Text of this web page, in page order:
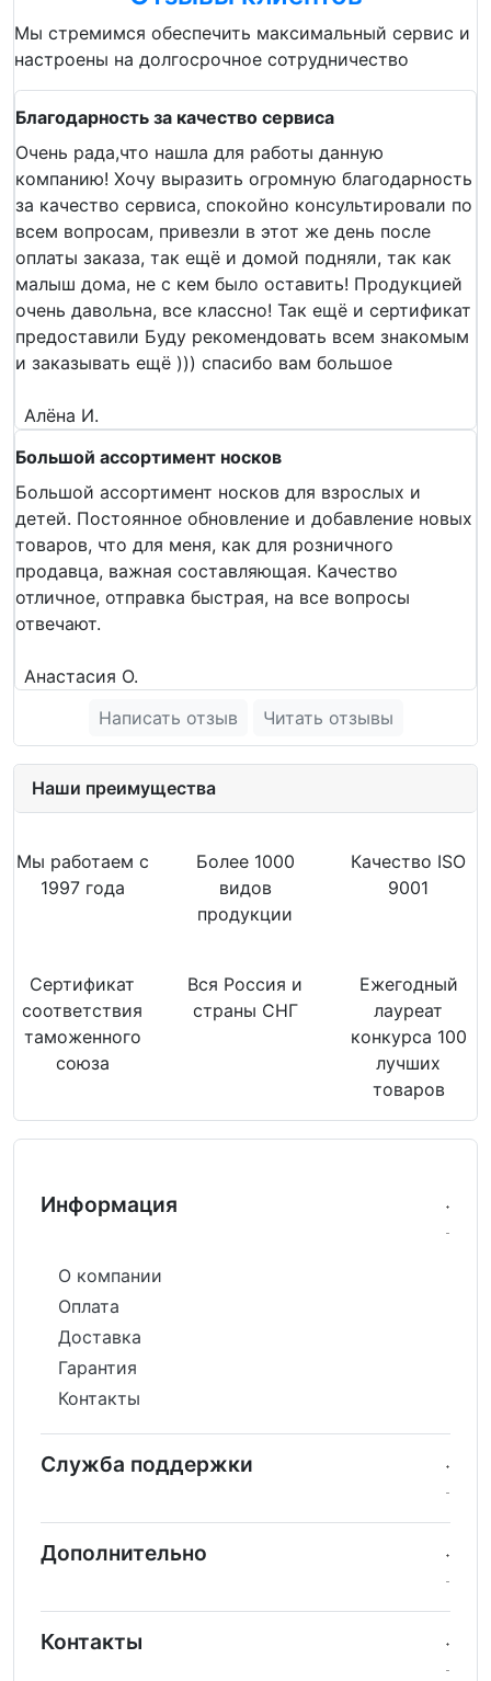
Мы стремимся обеспечить максимальный сервис и
настроены на долгосрочное сотрудничество
Благодарность за качество сервиса
Очень рада,что нашла для работы данную
компанию! Хочу выразить огромную благодарность
за качество сервиса, спокойно консультировали по
всем вопросам, привезли в этот же день после
оплаты заказа, так ещё и домой подняли, так как
малыш дома, не с кем было оставить! Продукцией
очень давольна, все классно! Так ещё и сертификат
предоставили Буду рекомендовать всем знакомым
и заказывать ещё ))) спасибо вам большое
Алёна И.
Большой ассортимент носков
Большой ассортимент носков для взрослых и
детей. Постоянное обновление и добавление новых
товаров, что для меня, как для розничного
продавца, важная составляющая. Качество
отличное, отправка быстрая, на все вопросы
отвечают.
Анастасия О.
Написать отзыв
Читать отзывы
Наши преимущества
Мы работаем с
1997 года
Более 1000
видов
продукции
Качество ISO
9001
Сертификат
соответствия
таможенного
союза
Вся Россия и
страны СНГ
Ежегодный
лауреат
конкурса 100
лучших
товаров
Информация
О компании
Оплата
Доставка
Гарантия
Контакты
Служба поддержки
Дополнительно
Контакты